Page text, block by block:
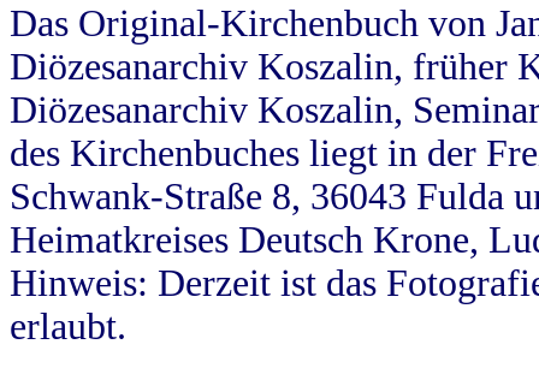
Das Original-Kirchenbuch von
Diözesanarchiv Koszalin, früher
Diözesanarchiv Koszalin,
des Kirchenbuches liegt in der
Schwank-Straße 8, 36043 Fulda
Heimatkreises Deutsch Krone,
Hinweis: Derzeit ist das
erlaubt.